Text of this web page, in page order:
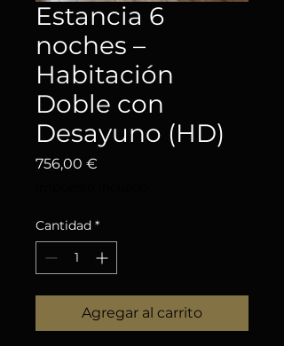
Estancia 6
noches –
Habitación
Doble con
Desayuno (HD)
756,00 €
Cantidad *
Agregar al carrito